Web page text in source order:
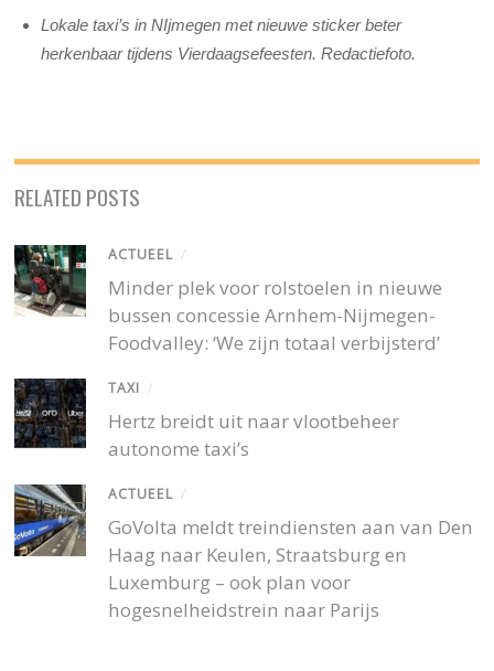
Lokale taxi’s in NIjmegen met nieuwe sticker beter
herkenbaar tijdens Vierdaagsefeesten. Redactiefoto.
RELATED POSTS
ACTUEEL /
Minder plek voor rolstoelen in nieuwe
bussen concessie Arnhem-Nijmegen-
Foodvalley: ‘We zijn totaal verbijsterd’
TAXI /
Hertz breidt uit naar vlootbeheer
autonome taxi’s
ACTUEEL /
GoVolta meldt treindiensten aan van Den
Haag naar Keulen, Straatsburg en
Luxemburg – ook plan voor
hogesnelheidstrein naar Parijs